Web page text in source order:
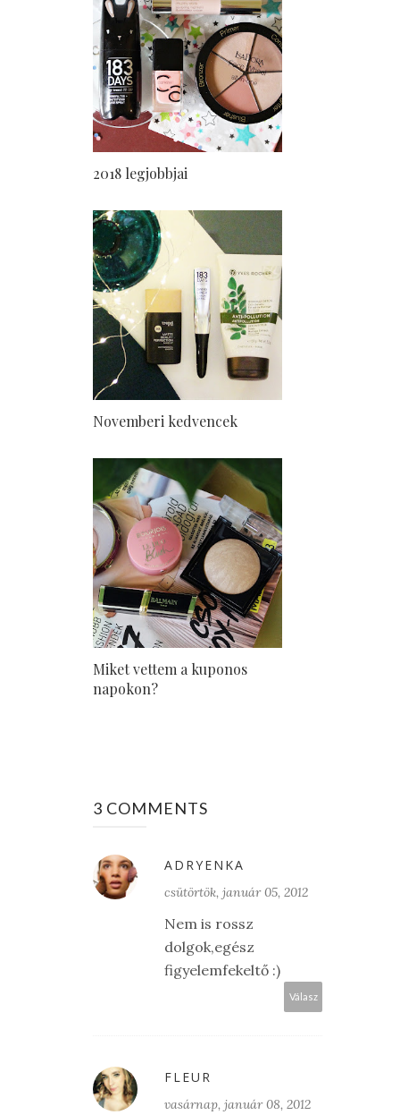
2018 legjobbjai
Novemberi kedvencek
Miket vettem a kuponos
napokon?
3 COMMENTS
ADRYENKA
csütörtök, január 05, 2012
Nem is rossz
dolgok,egész
figyelemfekeltő :)
Válasz
FLEUR
vasárnap, január 08, 2012